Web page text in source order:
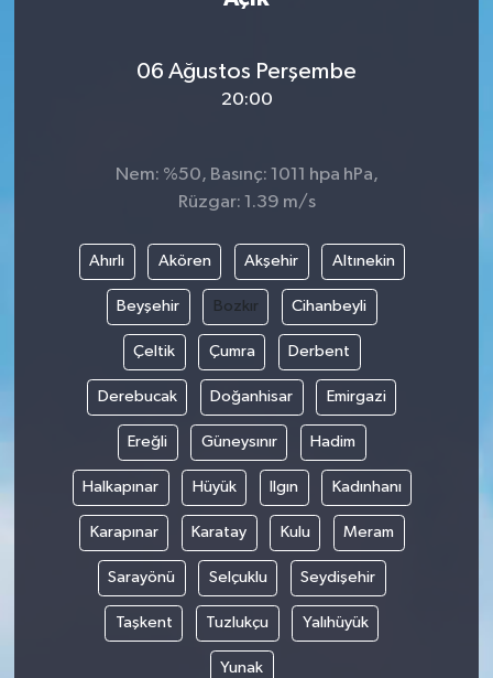
06 Ağustos Perşembe
20:00
Nem: %50, Basınç: 1011 hpa hPa,
Rüzgar: 1.39 m/s
Ahırlı Akören Akşehir Altınekin
Beyşehir Bozkır Cihanbeyli
Çeltik Çumra Derbent
Derebucak Doğanhisar Emirgazi
Ereğli Güneysınır Hadim
Halkapınar Hüyük Ilgın Kadınhanı
Karapınar Karatay Kulu Meram
Sarayönü Selçuklu Seydişehir
Taşkent Tuzlukçu Yalıhüyük
Yunak